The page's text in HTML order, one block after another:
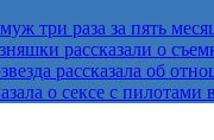
три раза за пять
рассказали о
рассказала об
о сексе с пилотами